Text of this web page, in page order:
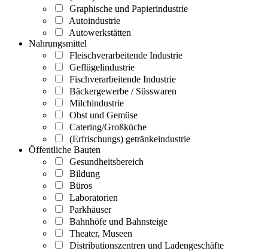
Graphische und Papierindustrie
Autoindustrie
Autowerkstätten
Nahrungsmittel
Fleischverarbeitende Industrie
Geflügelindustrie
Fischverarbeitende Industrie
Bäckergewerbe / Süsswaren
Milchindustrie
Obst und Gemüse
Catering/Großküche
(Erfrischungs) getränkeindustrie
Öffentliche Bauten
Gesundheitsbereich
Bildung
Büros
Laboratorien
Parkhäuser
Bahnhöfe und Bahnsteige
Theater, Museen
Distributionszentren und Ladengeschäfte